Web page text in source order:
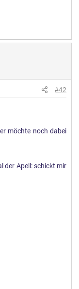
#42
möchte noch dabei
der Apell: schickt mir